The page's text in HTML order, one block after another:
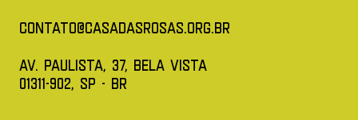
contato@casadasrosas.org.br
av. paulista, 37, bela vista
01311-902, SP - BR